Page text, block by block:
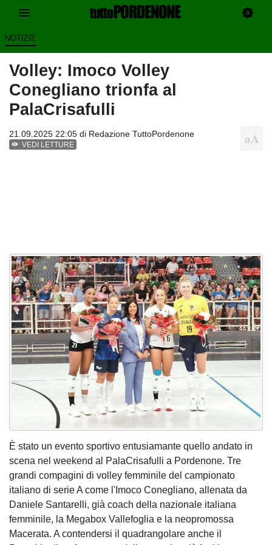
NOTIZIE
Volley: Imoco Volley
Conegliano trionfa al
PalaCrisafulli
21.09.2025 22:05 di Redazione TuttoPordenone
VEDI LETTURE
È stato un evento sportivo entusiamante quello andato in
scena nel weekend al PalaCrisafulli a Pordenone. Tre
grandi compagini di volley femminile del campionato
italiano di serie A come l'Imoco Conegliano, allenata da
Daniele Santarelli, già coach della nazionale italiana
femminile, la Megabox Vallefoglia e la neopromossa
Macerata. A contendersi il quadrangolare anche il